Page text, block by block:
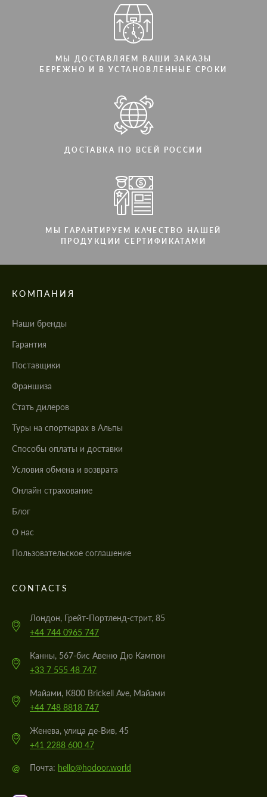
МЫ ДОСТАВЛЯЕМ ВАШИ ЗАКАЗЫ
БЕРЕЖНО И В УСТАНОВЛЕННЫЕ СРОКИ
ДОСТАВКА ПО ВСЕЙ РОССИИ
МЫ ГАРАНТИРУЕМ КАЧЕСТВО НАШЕЙ
ПРОДУКЦИИ СЕРТИФИКАТАМИ
КОМПАНИЯ
Наши бренды
Гарантия
Поставщики
Франшиза
Стать дилеров
Туры на спорткарах в Альпы
Cпособы оплаты и доставки
Условия обмена и возврата
Онлайн страхование
Блог
О нас
Пользовательское соглашение
CONTACTS
Лондон, Грейт-Портленд-стрит, 85
+44 744 0965 747
Канны, 567-бис Авеню Дю Кампон
+33 7 555 48 747
Майами, K800 Brickell Ave, Майами
+44 748 8818 747
Женева, улица де-Вив, 45
+41 2288 600 47
@ Почта: hello@hodoor.world